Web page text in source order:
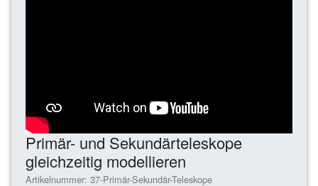
Primär- und Sekundärteleskope
gleichzeitig modellieren
Artikelnummer: 37-Primär-Sekundär-Teleskope